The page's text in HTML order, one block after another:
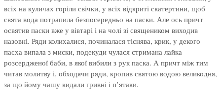
всіх на куличах горіли свічки, у всіх відкриті скатертини, щоб
свята вода потрапила безпосередньо на паски. Але ось причт
освятив паски вже у вівтарі і на чолі зі священиком виходив
назовні. Ряди колихалися, починалася тіснява, крик, у декого
пасха випала з миски, подекуди чулася стримана лайка
розсердженої баби, в якої вибили з рук паска. А причт між тим
читав молитву і, обходячи ряди, кропив святою водою великодня,
за що йому чашу кидали гривні і п’ятаки.